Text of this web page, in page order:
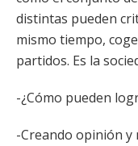
distintas pueden
mismo tiempo,
partidos. Es la
-¿Cómo pueden
-Creando opinión y